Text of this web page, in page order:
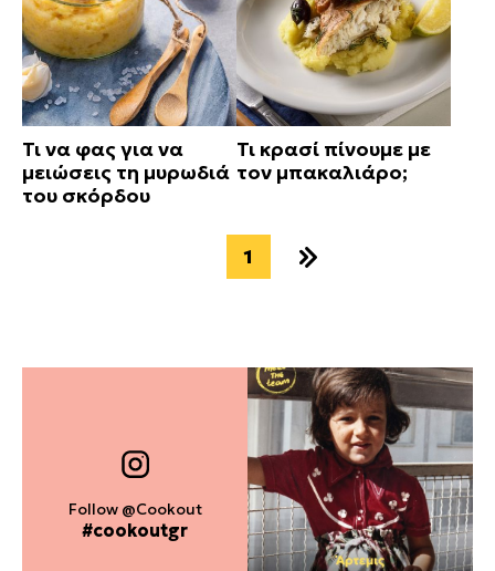
Τι να φας για να
μειώσεις τη μυρωδιά
του σκόρδου
Τι κρασί πίνουμε με
τον μπακαλιάρο;
1
Follow @Cookout
#cookoutgr